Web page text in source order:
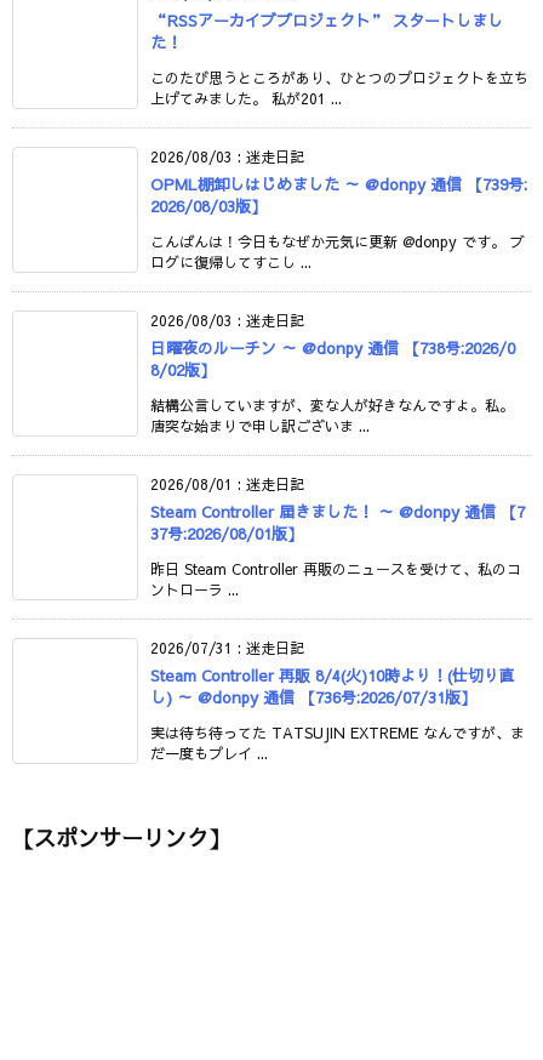
“RSSアーカイブプロジェクト” スタートしまし
た！
このたび思うところがあり、ひとつのプロジェクトを立ち
上げてみました。 私が201 ...
2026/08/03 : 迷走日記
OPML棚卸しはじめました ～ @donpy 通信 【739号:
2026/08/03版】
こんばんは！今日もなぜか元気に更新 @donpy です。 ブ
ログに復帰してすこし ...
2026/08/03 : 迷走日記
日曜夜のルーチン ～ @donpy 通信 【738号:2026/0
8/02版】
結構公言していますが、変な人が好きなんですよ。私。
唐突な始まりで申し訳ございま ...
2026/08/01 : 迷走日記
Steam Controller 届きました！ ～ @donpy 通信 【7
37号:2026/08/01版】
昨日 Steam Controller 再販のニュースを受けて、私のコ
ントローラ ...
2026/07/31 : 迷走日記
Steam Controller 再販 8/4(火)10時より！(仕切り直
し) ～ @donpy 通信 【736号:2026/07/31版】
実は待ち待ってた TATSUJIN EXTREME なんですが、ま
だ一度もプレイ ...
【スポンサーリンク】